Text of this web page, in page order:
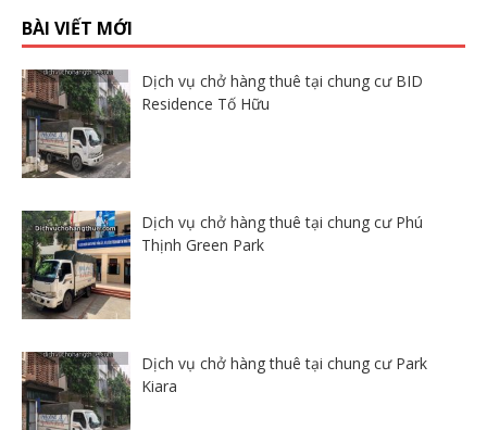
BÀI VIẾT MỚI
Dịch vụ chở hàng thuê tại chung cư BID
Residence Tố Hữu
Dịch vụ chở hàng thuê tại chung cư Phú
Thịnh Green Park
Dịch vụ chở hàng thuê tại chung cư Park
Kiara